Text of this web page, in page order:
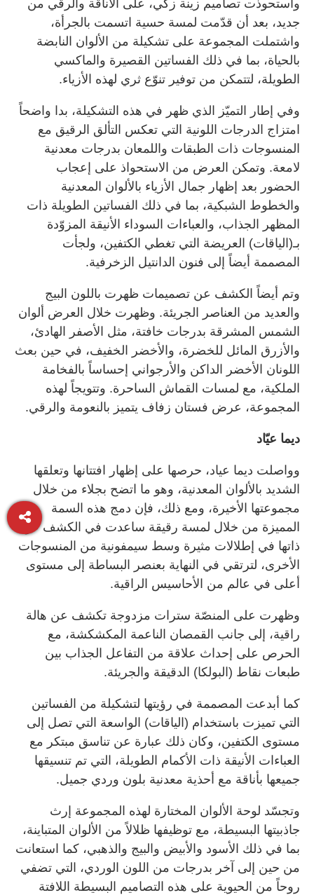
واستحوذت تصاميم زينة زكي، على الأناقة والرقي من
جديد، بعد أن قدّمت لمسة حسية اتسمت بالجرأة،
واشتملت المجموعة على تشكيلة من الألوان النابضة
بالحياة، بما في ذلك الفساتين القصيرة والماكسي
الطويلة، لتتمكن من توفير تنوّع ثري لهذه الأزياء.
وفي إطار التميّز الذي ظهر في هذه التشكيلة، بدا واضحاً
امتزاج الدرجات اللونية التي تعكس التألق الرقيق مع
المنسوجات ذات الطبقات واللمعان بدرجات معدنية
لامعة. وتمكن العرض من الاستحواذ على إعجاب
الحضور بعد إظهار جمال الأزياء بالألوان المعدنية
والخطوط الشبكية، بما في ذلك الفساتين الطويلة ذات
المظهر الجذاب، والعباءات السوداء الأنيقة المزوّدة
بـ(الياقات) العريضة التي تغطي الكتفين، ولجأت
المصممة أيضاً إلى فنون الدانتيل الزخرفية.
وتم أيضاً الكشف عن تصميمات ظهرت باللون البيج
والعديد من العناصر الجريئة. وظهرت خلال العرض ألوان
الشمس المشرقة بدرجات خافتة، مثل الأصفر الهادئ،
والأزرق المائل للخضرة، والأخضر الخفيف، في حين بعث
اللونان الأخضر الداكن والأرجواني إحساساً بالفخامة
الملكية، مع لمسات القماش الساحرة. وتتويجاً لهذه
المجموعة، عرض فستان زفاف يتميز بالنعومة والرقي.
ديما عيّاد
وواصلت ديما عياد، حرصها على إظهار افتتانها وتعلقها
الشديد بالألوان المعدنية، وهو ما اتضح بجلاء من خلال
مجموعتها الأخيرة، ومع ذلك، فإن دمج هذه السمة
المميزة من خلال لمسة رقيقة ساعدت في الكشف عن
ذاتها في إطلالات مثيرة وسط سيمفونية من المنسوجات
الأخرى، لترتقي في النهاية بعنصر البساطة إلى مستوى
أعلى في عالم من الأحاسيس الراقية.
وظهرت على المنصّة سترات مزدوجة تكشف عن هالة
راقية، إلى جانب القمصان الناعمة المكشكشة، مع
الحرص على إحداث علاقة من التفاعل الجذاب بين
طبعات نقاط (البولكا) الدقيقة والجريئة.
كما أبدعت المصممة في رؤيتها لتشكيلة من الفساتين
التي تميزت باستخدام (الياقات) الواسعة التي تصل إلى
مستوى الكتفين، وكان ذلك عبارة عن تناسق مبتكر مع
العباءات الأنيقة ذات الأكمام الطويلة، التي تم تنسيقها
جميعها بأناقة مع أحذية معدنية بلون وردي جميل.
وتجسّد لوحة الألوان المختارة لهذه المجموعة إرث
جاذبيتها البسيطة، مع توظيفها ظلالاً من الألوان المتباينة،
بما في ذلك الأسود والأبيض والبيج والذهبي، كما استعانت
من حين إلى آخر بدرجات من اللون الوردي، التي تضفي
روحاً من الحيوية على هذه التصاميم البسيطة اللافتة